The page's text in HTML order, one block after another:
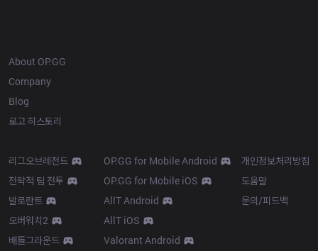
About OP.GG
Company
Blog
로고 히스토리
리그오브레전드
전략적 팀 전투
발로란트
오버워치2
배틀그라운드
OP.GG for Mobile Android
OP.GG for Mobile iOS
AllT Android
AllT iOS
Valorant Android
개인정보처리방침
도움말
문의/피드백